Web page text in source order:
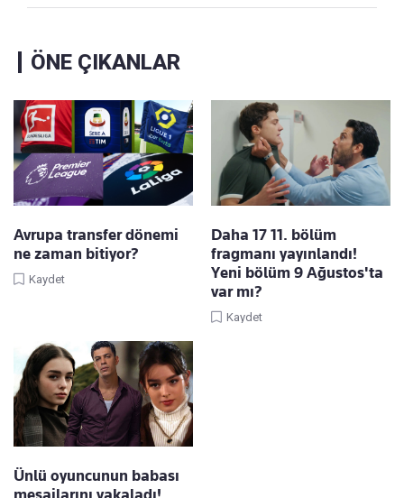
ÖNE ÇIKANLAR
Avrupa transfer dönemi
ne zaman bitiyor?
Kaydet
Daha 17 11. bölüm
fragmanı yayınlandı!
Yeni bölüm 9 Ağustos'ta
var mı?
Kaydet
Ünlü oyuncunun babası
mesajlarını yakaladı!